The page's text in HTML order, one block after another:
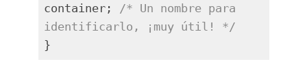
container; /* Un nombre para
identificarlo, ¡muy útil! */